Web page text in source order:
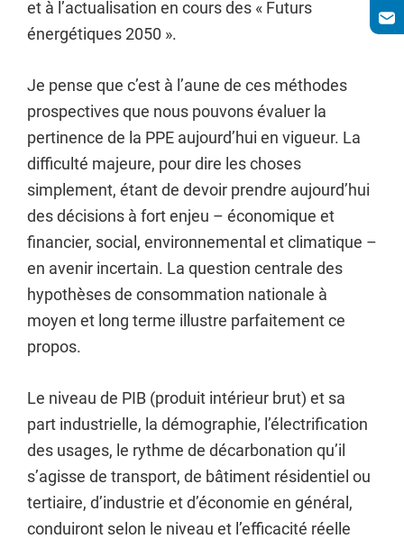
et à l’actualisation en cours des « Futurs
énergétiques 2050 ».
Je pense que c’est à l’aune de ces méthodes
prospectives que nous pouvons évaluer la
pertinence de la PPE aujourd’hui en vigueur. La
difficulté majeure, pour dire les choses
simplement, étant de devoir prendre aujourd’hui
des décisions à fort enjeu – économique et
financier, social, environnemental et climatique –
en avenir incertain. La question centrale des
hypothèses de consommation nationale à
moyen et long terme illustre parfaitement ce
propos.
Le niveau de PIB (produit intérieur brut) et sa
part industrielle, la démographie, l’électrification
des usages, le rythme de décarbonation qu’il
s’agisse de transport, de bâtiment résidentiel ou
tertiaire, d’industrie et d’économie en général,
conduiront selon le niveau et l’efficacité réelle